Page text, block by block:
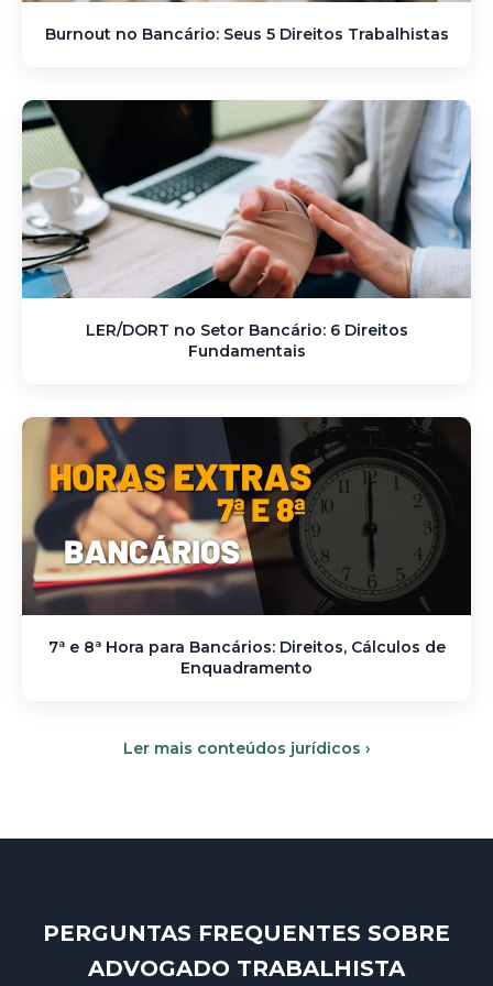
Burnout no Bancário: Seus 5 Direitos Trabalhistas
LER/DORT no Setor Bancário: 6 Direitos
Fundamentais
7ª e 8ª Hora para Bancários: Direitos, Cálculos de
Enquadramento
Ler mais conteúdos jurídicos ›
PERGUNTAS FREQUENTES SOBRE
ADVOGADO TRABALHISTA